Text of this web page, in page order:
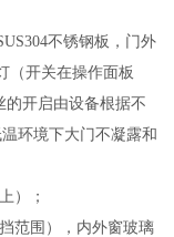
不锈钢板，门外
（开关在操作面板
的开启由设备根据不
环境下大门不凝露和
）；
范围），内外窗玻璃